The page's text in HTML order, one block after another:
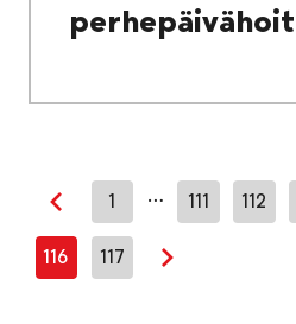
Edellinen sivu
1 … 111 112
116 117